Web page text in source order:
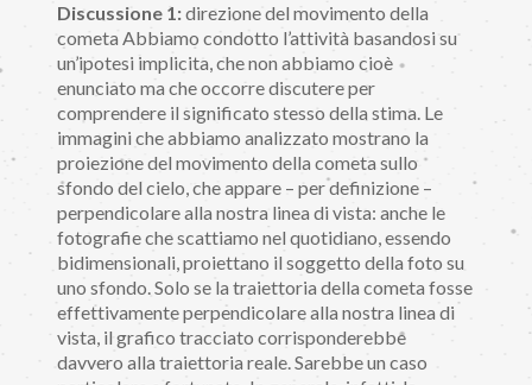
Discussione 1:direzione del movimento della
cometa Abbiamo condotto l’attività basandosi su
un’ipotesi implicita, che non abbiamo cioè
enunciato ma che occorre discutere per
comprendere il significato stesso della stima. Le
immagini che abbiamo analizzato mostrano la
proiezione del movimento della cometa sullo
sfondo del cielo, che appare – per definizione –
perpendicolare alla nostra linea di vista: anche le
fotografie che scattiamo nel quotidiano, essendo
bidimensionali, proiettano il soggetto della foto su
uno sfondo. Solo se la traiettoria della cometa fosse
effettivamente perpendicolare alla nostra linea di
vista, il grafico tracciato corrisponderebbe
davvero alla traiettoria reale. Sarebbe un caso